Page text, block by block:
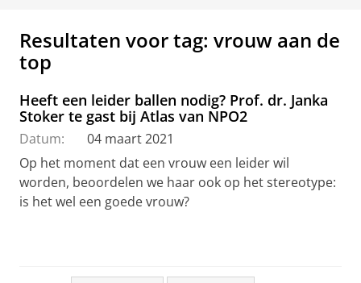
Resultaten voor tag: vrouw aan de
top
Heeft een leider ballen nodig? Prof. dr. Janka
Stoker te gast bij Atlas van NPO2
Datum:
04 maart 2021
Op het moment dat een vrouw een leider wil
worden, beoordelen we haar ook op het stereotype:
is het wel een goede vrouw?